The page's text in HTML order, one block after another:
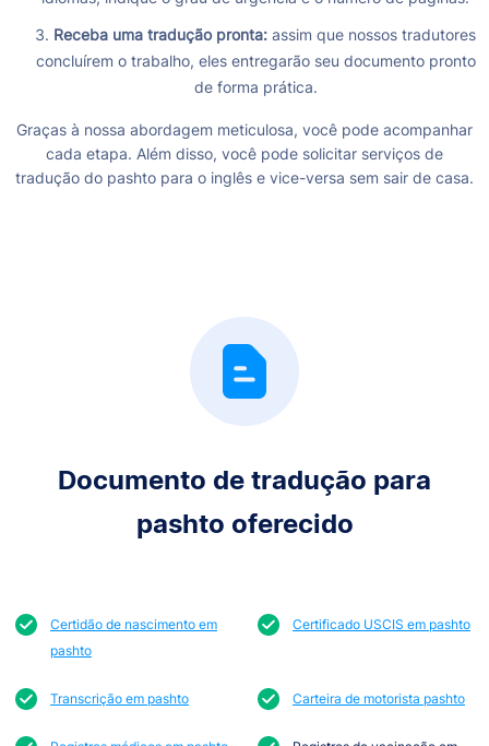
Receba uma tradução pronta: assim que nossos tradutores
concluírem o trabalho, eles entregarão seu documento pronto
de forma prática.
Graças à nossa abordagem meticulosa, você pode acompanhar
cada etapa. Além disso, você pode solicitar serviços de
tradução do pashto para o inglês e vice-versa sem sair de casa.
Documento de tradução para
pashto oferecido
Certidão de nascimento em
pashto
Certificado USCIS em pashto
Transcrição em pashto Carteira de motorista pashto